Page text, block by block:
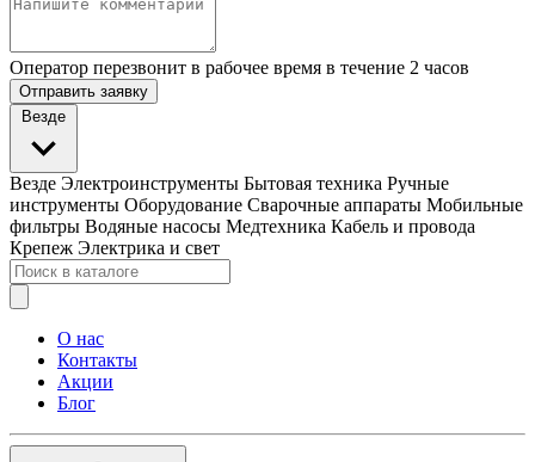
Оператор перезвонит в рабочее время в течение 2 часов
Отправить заявку
Везде
Везде Электроинструменты Бытовая техника Ручные
инструменты Оборудование Сварочные аппараты Мобильные
фильтры Водяные насосы Медтехника Кабель и провода
Крепеж Электрика и свет
О нас
Контакты
Акции
Блог